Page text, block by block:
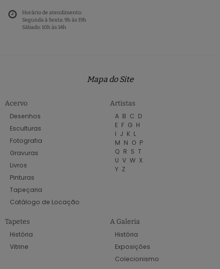
Horário de atendimento:
Segunda à Sexta: 9h às 19h
Sábado: 10h às 14h
Mapa do Site
Acervo
Desenhos
Esculturas
Fotografia
Gravuras
Livros
Pinturas
Tapeçaria
Catálogo de Locação
Artistas
A B C D
E F G H
I J K L
M N O P
Q R S T
U V W X
Y Z
Tapetes
História
Vitrine
A Galeria
História
Exposições
Colecionismo